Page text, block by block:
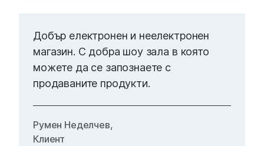
Добър електронен и неелектронен
магазин. С добра шоу зала в която
можете да се запознаете с
продаваните продукти.
Румен Неделчев,
Клиент